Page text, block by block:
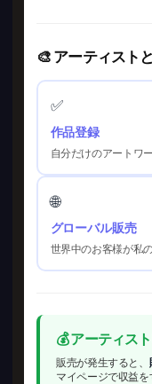
🎨 アーティスト
✅
作品登録
自分だけのアートワ
🌐
グローバル販売
世界中のお客様が私
💰 アーティス
販売が発生すると、
マイページで収益